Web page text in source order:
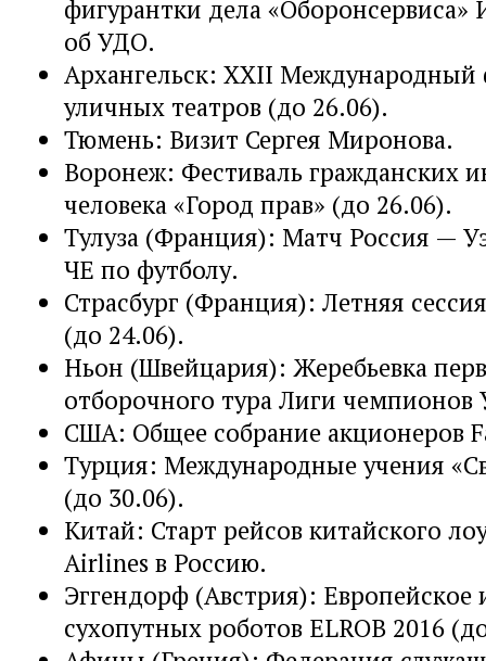
фигурантки дела
об УДО.
Архангельск: XXII Международный
уличных театров (до 26.06).
Тюмень: Визит Сергея Миронова.
Воронеж: Фестиваль гражданских
человека «Город прав» (до 26.06).
Тулуза (Франция): Матч Россия —
ЧЕ по футболу.
Страсбург (Франция): Летняя
(до 24.06).
Ньон (Швейцария): Жеребьевка
отборочного тура Лиги
США: Общее собрание акционеров
Турция: Международные учения
(до 30.06).
Китай: Старт рейсов китайского
Airlines в Россию.
Эггендорф (Австрия): Европейское
сухопутных роботов ELROB 2016